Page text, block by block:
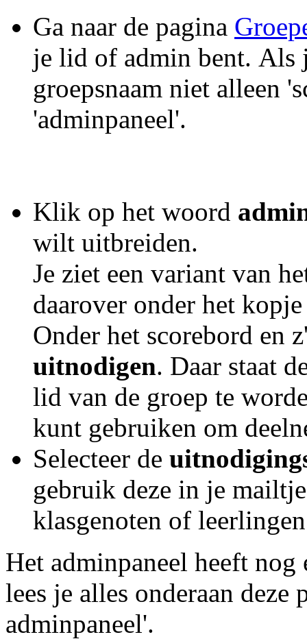
Ga naar de pagina
je lid of admin bent. Als
groepsnaam niet alleen
'adminpaneel'.
Klik op het woord
wilt uitbreiden.
Je ziet een variant van
daarover onder het
Onder het scorebord en
uitnodigen. Daar staat
lid van de groep te
kunt gebruiken om
Selecteer de
gebruik deze in je
klasgenoten of
Het adminpaneel heeft
lees je alles onderaan
adminpaneel'.